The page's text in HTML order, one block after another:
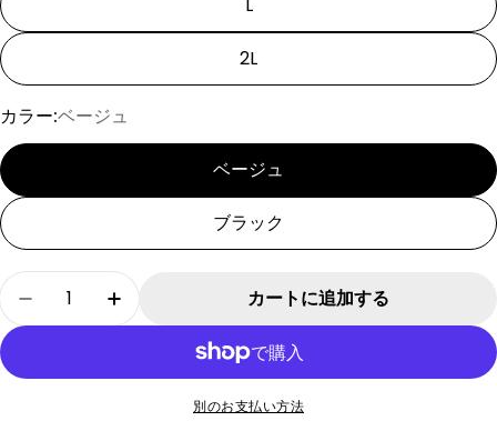
2L
カラー:ベージュ
ベージュ
ブラック
数
量
[SAD20390-63]パネルボーダー王冠Tシャツの数
[SAD20390-63]パネルボーダー王冠Tシ
カートに追加する
別のお支払い方法